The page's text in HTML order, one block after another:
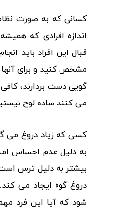
کسانی که به صورت
اندازه افرادی که
قبال این افراد باید
مشخص کنید و برای آنها
گویی دست بردارند،
می کنند ساده لوح
کسی که زیاد دروغ می
به دلیل عدم احساس
بیشتر به دلیل ترس
دروغ گو» ایجاد می
شود که آیا این فرد